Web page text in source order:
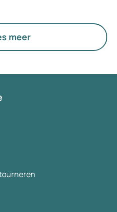
van ernstige
bloedvergiftiging
meer